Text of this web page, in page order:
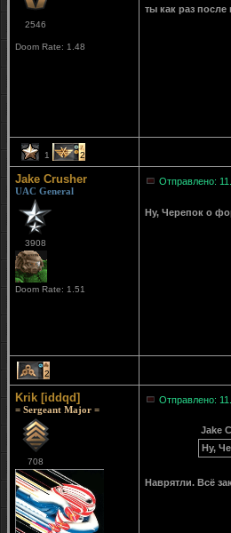
2546
Doom Rate: 1.48
ты как раз после
1 2
Jake Crusher
UAC General
3908
Doom Rate: 1.51
Отправлено:
Ну, Черепок о
2
Krik [iddqd]
= Sergeant Major =
708
Отправлено:
Jake
Ну,
Наврятли. Всё